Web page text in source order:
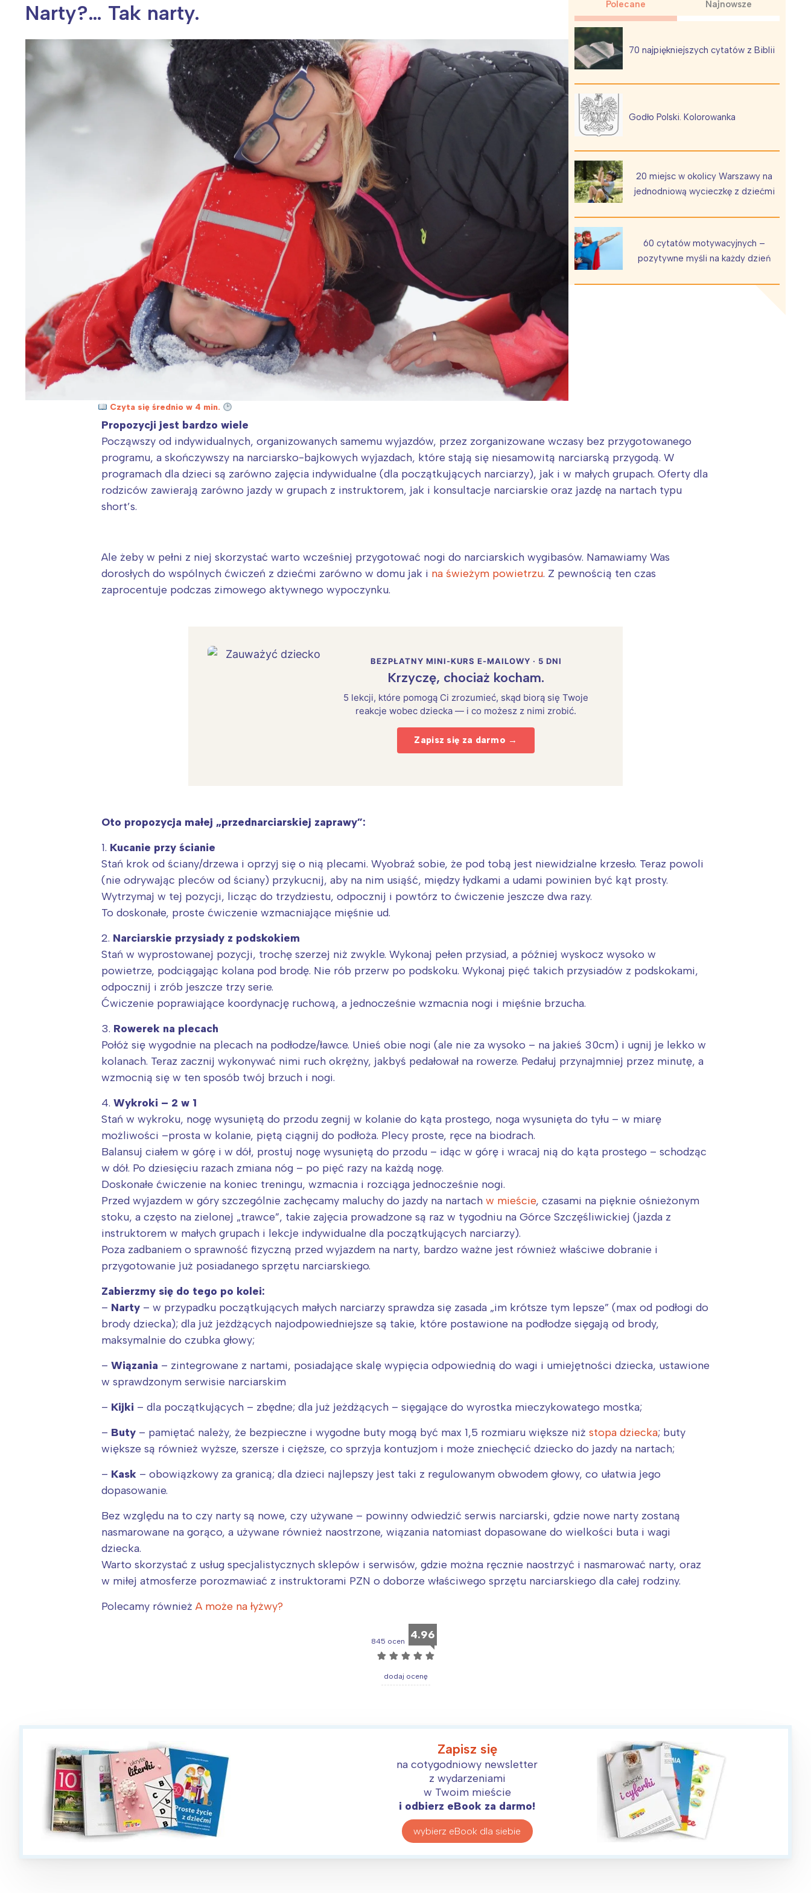
Wiosenny koncert ptaków na płocie Kwitnąca wiśnia i jej płatki Pszczoła i kwitnący ul
Narty?… Tak narty. Polecane Najnowsze
70 najpiękniejszych cytatów z Biblii
Godło Polski. Kolorowanka
20 miejsc w okolicy Warszawy na
jednodniową wycieczkę z dziećmi
60 cytatów motywacyjnych –
pozytywne myśli na każdy dzień
Czyta się średnio w 4 min.
Propozycji jest bardzo wiele
Począwszy od indywidualnych, organizowanych samemu wyjazdów, przez zorganizowane wczasy bez przygotowanego
programu, a skończywszy na narciarsko-bajkowych wyjazdach, które stają się niesamowitą narciarską przygodą. W
programach dla dzieci są zarówno zajęcia indywidualne (dla początkujących narciarzy), jak i w małych grupach. Oferty dla
rodziców zawierają zarówno jazdy w grupach z instruktorem, jak i konsultacje narciarskie oraz jazdę na nartach typu
short’s.
Ale żeby w pełni z niej skorzystać warto wcześniej przygotować nogi do narciarskich wygibasów. Namawiamy Was
dorosłych do wspólnych ćwiczeń z dziećmi zarówno w domu jak i na świeżym powietrzu. Z pewnością ten czas
zaprocentuje podczas zimowego aktywnego wypoczynku.
BEZPŁATNY MINI-KURS E-MAILOWY · 5 DNI
Krzyczę, chociaż kocham.
5 lekcji, które pomogą Ci zrozumieć, skąd biorą się Twoje
reakcje wobec dziecka — i co możesz z nimi zrobić.
Zapisz się za darmo →
Oto propozycja małej „przednarciarskiej zaprawy”:
1. Kucanie przy ścianie
Stań krok od ściany/drzewa i oprzyj się o nią plecami. Wyobraź sobie, że pod tobą jest niewidzialne krzesło. Teraz powoli
(nie odrywając pleców od ściany) przykucnij, aby na nim usiąść, między łydkami a udami powinien być kąt prosty.
Wytrzymaj w tej pozycji, licząc do trzydziestu, odpocznij i powtórz to ćwiczenie jeszcze dwa razy.
To doskonałe, proste ćwiczenie wzmacniające mięśnie ud.
2. Narciarskie przysiady z podskokiem
Stań w wyprostowanej pozycji, trochę szerzej niż zwykle. Wykonaj pełen przysiad, a później wyskocz wysoko w
powietrze, podciągając kolana pod brodę. Nie rób przerw po podskoku. Wykonaj pięć takich przysiadów z podskokami,
odpocznij i zrób jeszcze trzy serie.
Ćwiczenie poprawiające koordynację ruchową, a jednocześnie wzmacnia nogi i mięśnie brzucha.
3. Rowerek na plecach
Połóż się wygodnie na plecach na podłodze/ławce. Unieś obie nogi (ale nie za wysoko – na jakieś 30cm) i ugnij je lekko w
kolanach. Teraz zacznij wykonywać nimi ruch okrężny, jakbyś pedałował na rowerze. Pedałuj przynajmniej przez minutę, a
wzmocnią się w ten sposób twój brzuch i nogi.
4. Wykroki – 2 w 1
Stań w wykroku, nogę wysuniętą do przodu zegnij w kolanie do kąta prostego, noga wysunięta do tyłu – w miarę
możliwości –prosta w kolanie, piętą ciągnij do podłoża. Plecy proste, ręce na biodrach.
Balansuj ciałem w górę i w dół, prostuj nogę wysuniętą do przodu – idąc w górę i wracaj nią do kąta prostego – schodząc
w dół. Po dziesięciu razach zmiana nóg – po pięć razy na każdą nogę.
Doskonałe ćwiczenie na koniec treningu, wzmacnia i rozciąga jednocześnie nogi.
Przed wyjazdem w góry szczególnie zachęcamy maluchy do jazdy na nartach w mieście, czasami na pięknie ośnieżonym
stoku, a często na zielonej „trawce”, takie zajęcia prowadzone są raz w tygodniu na Górce Szczęśliwickiej (jazda z
instruktorem w małych grupach i lekcje indywidualne dla początkujących narciarzy).
Poza zadbaniem o sprawność fizyczną przed wyjazdem na narty, bardzo ważne jest również właściwe dobranie i
przygotowanie już posiadanego sprzętu narciarskiego.
Zabierzmy się do tego po kolei:
– Narty – w przypadku początkujących małych narciarzy sprawdza się zasada „im krótsze tym lepsze” (max od podłogi do
brody dziecka); dla już jeżdżących najodpowiedniejsze są takie, które postawione na podłodze sięgają od brody,
maksymalnie do czubka głowy;
– Wiązania – zintegrowane z nartami, posiadające skalę wypięcia odpowiednią do wagi i umiejętności dziecka, ustawione
w sprawdzonym serwisie narciarskim
– Kijki – dla początkujących – zbędne; dla już jeżdżących – sięgające do wyrostka mieczykowatego mostka;
– Buty – pamiętać należy, że bezpieczne i wygodne buty mogą być max 1,5 rozmiaru większe niż stopa dziecka; buty
większe są również wyższe, szersze i cięższe, co sprzyja kontuzjom i może zniechęcić dziecko do jazdy na nartach;
– Kask – obowiązkowy za granicą; dla dzieci najlepszy jest taki z regulowanym obwodem głowy, co ułatwia jego
dopasowanie.
Bez względu na to czy narty są nowe, czy używane – powinny odwiedzić serwis narciarski, gdzie nowe narty zostaną
nasmarowane na gorąco, a używane również naostrzone, wiązania natomiast dopasowane do wielkości buta i wagi
dziecka.
Warto skorzystać z usług specjalistycznych sklepów i serwisów, gdzie można ręcznie naostrzyć i nasmarować narty, oraz
w miłej atmosferze porozmawiać z instruktorami PZN o doborze właściwego sprzętu narciarskiego dla całej rodziny.
Polecamy również A może na łyżwy?
845 ocen 4.96
☆ ☆ ☆ ☆ ☆
dodaj ocenę
Zapisz się
na cotygodniowy newsletter
z wydarzeniami
w Twoim mieście
i odbierz eBook za darmo!
wybierz eBook dla siebie
Interesują mnie wydarzenia z tego regionu:
Warszawa
Łódź
Trójmiasto
Wrocław
Śląsk
Kraków
Wszystkie
Wybieram